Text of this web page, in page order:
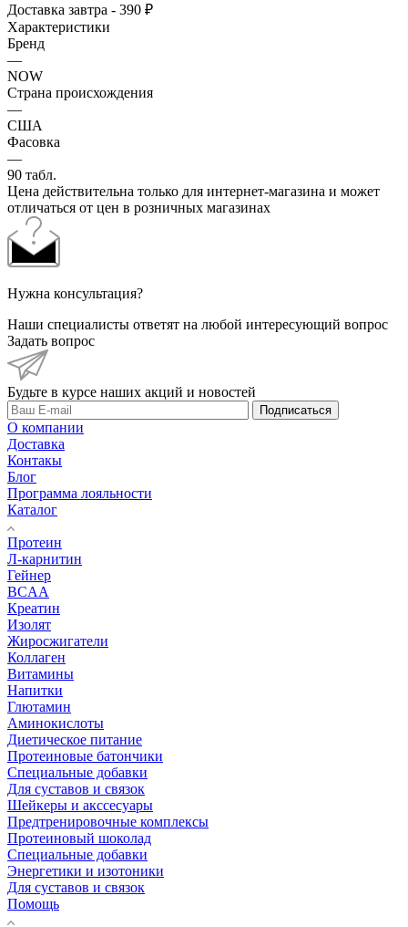
Доставка завтра - 390 ₽
Характеристики
Бренд
—
NOW
Страна происхождения
—
США
Фасовка
—
90 табл.
Цена действительна только для интернет-магазина и может
отличаться от цен в розничных магазинах
Нужна консультация?
Наши специалисты ответят на любой интересующий вопрос
Задать вопрос
Будьте в курсе наших акций и новостей
Подписаться
О компании
Доставка
Контакы
Блог
Программа лояльности
Каталог
Протеин
Л-карнитин
Гейнер
BCAA
Креатин
Изолят
Жиросжигатели
Коллаген
Витамины
Напитки
Глютамин
Аминокислоты
Диетическое питание
Протеиновые батончики
Специальные добавки
Для суставов и связок
Шейкеры и акссесуары
Предтренировочные комплексы
Протеиновый шоколад
Специальные добавки
Энергетики и изотоники
Для суставов и связок
Помощь